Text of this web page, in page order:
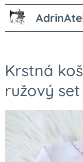
Krstná
ružový